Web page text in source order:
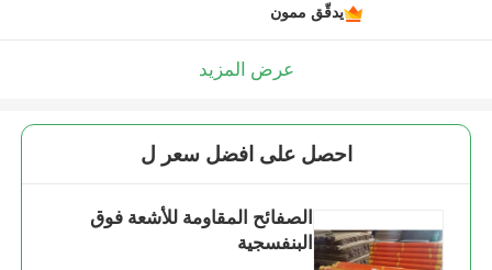
يدقّق ممون
عرض المزيد
احصل على افضل سعر ل
الصفائح المقاومة للأشعة فوق
البنفسجية